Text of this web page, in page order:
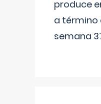
produce
a término
semana